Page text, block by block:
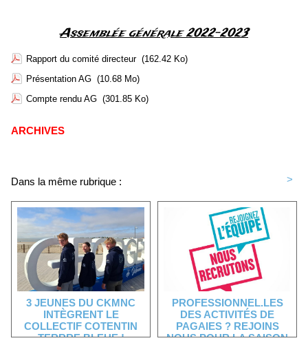
Assemblée générale 2022-2023
Rapport du comité directeur (162.42 Ko)
Présentation AG (10.68 Mo)
Compte rendu AG (301.85 Ko)
ARCHIVES
Dans la même rubrique : >
3 JEUNES DU CKMNC
INTÈGRENT LE
COLLECTIF COTENTIN
TERRRE BLEUE !
PROFESSIONNEL.LES
DES ACTIVITÉS DE
PAGAIES ? REJOINS
NOUS POUR LA SAISON